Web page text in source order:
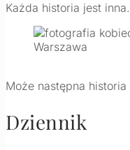
Każda historia jest
Może następna
Dziennik